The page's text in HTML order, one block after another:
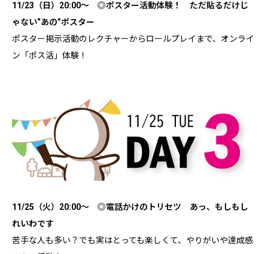
11/23（日）20:00～ ◎ポスター活動体験！ ただ貼るだけじ
ゃない“あの”ポスター
ポスター掲示活動のレクチャーからロールプレイまで、オンライ
ン「ポス活」体験！
11/25（火）20:00～ ◎電話かけのトリセツ あっ、もしもし
れいわです
苦手な人も多い？でも実はとっても楽しくて、やりがいや達成感